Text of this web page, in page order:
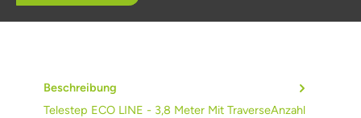
Beschreibung
Telestep ECO LINE - 3,8 Meter Mit TraverseAnzahl